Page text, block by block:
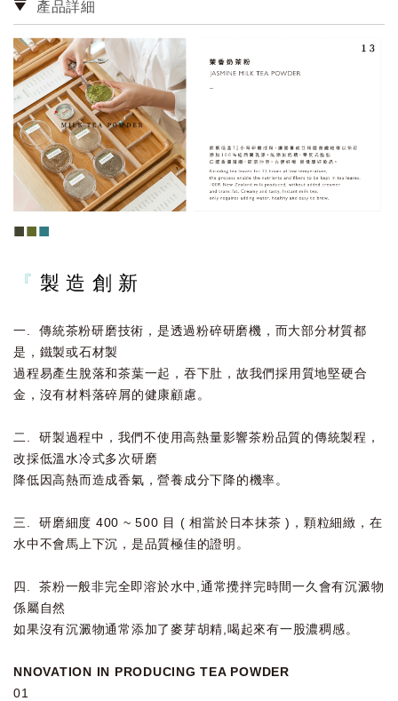
產品詳細
■■■
『 製 造 創 新
一. 傳統茶粉研磨技術，是透過粉碎研磨機，而大部分材質都
是，鐵製或石材製
過程易產生脫落和茶葉一起，吞下肚，故我們採用質地堅硬合
金，沒有材料落碎屑的健康顧慮。
二. 研製過程中，我們不使用高熱量影響茶粉品質的傳統製程，
改採低溫水冷式多次研磨
降低因高熱而造成香氣，營養成分下降的機率。
三. 研磨細度 400 ~ 500 目 ( 相當於日本抹茶 )，顆粒細緻，在
水中不會馬上下沉，是品質極佳的證明。
四. 茶粉一般非完全即溶於水中,通常攪拌完時間一久會有沉澱物
係屬自然
如果沒有沉澱物通常添加了麥芽胡精,喝起來有一股濃稠感。
NNOVATION IN PRODUCING TEA POWDER
01